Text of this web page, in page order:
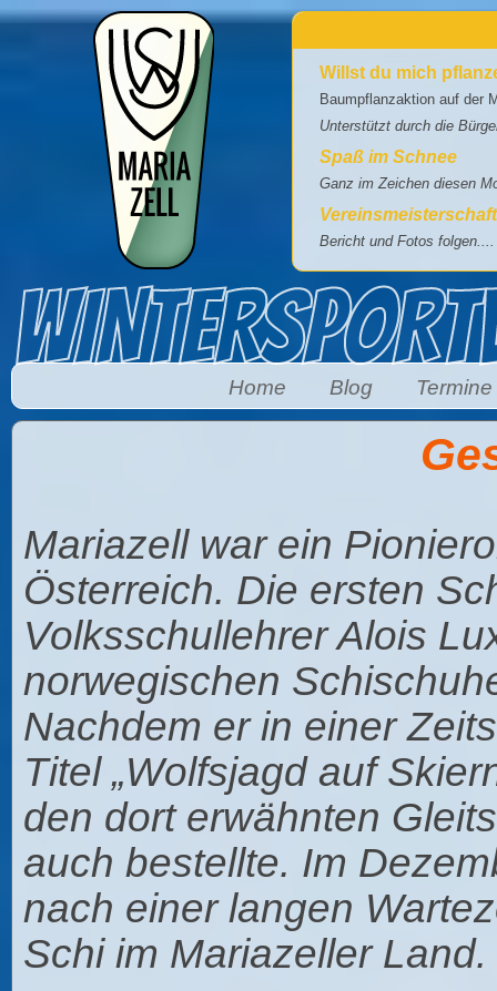
Direkt zum Inhalt
Willst du mich
Baumpflanzaktion auf der
Unterstützt durch die
Spaß im Schnee
Ganz im Zeichen diesen
Bericht und Fotos folgen....
Home Blog Termine
Mariazell war ein
Österreich. Die ersten
Volksschullehrer Alois
norwegischen
Nachdem er in einer
Titel „Wolfsjagd auf
den dort erwähnten
auch bestellte. Im
nach einer langen
Schi im Mariazeller Land.